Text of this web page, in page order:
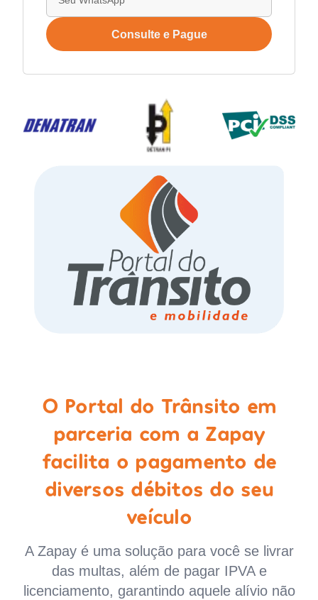
Consulte e Pague
O Portal do Trânsito em
parceria com a Zapay
facilita o pagamento de
diversos débitos do seu
veículo
A Zapay é uma solução para você se livrar
das multas, além de pagar IPVA e
licenciamento, garantindo aquele alívio não